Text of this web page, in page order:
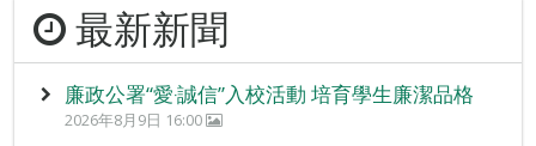
最新新聞
廉政公署“愛‧誠信”入校活動 培育學生廉潔品格
2026年8月9日 16:00